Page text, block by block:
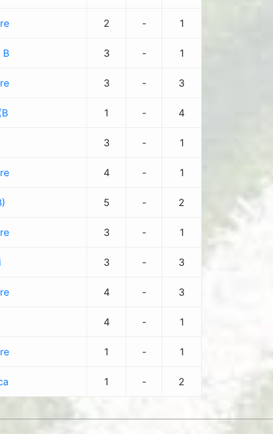
2 - 1
B 3 - 1
3 - 3
1 - 4
3 - 1
4 - 1
5 - 2
3 - 1
3 - 3
4 - 3
4 - 1
1 - 1
1 - 2